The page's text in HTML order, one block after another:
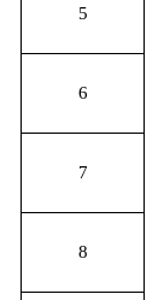
5
6
7
8